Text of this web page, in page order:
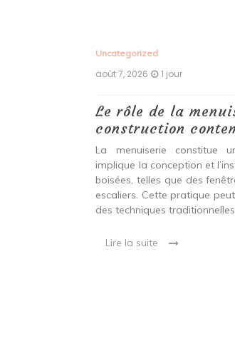
Uncategorized
août 7, 2026 1 jour
Le rôle de la
construction
La menuiserie constitue
implique la conception et
boisées, telles que des
escaliers. Cette pratique
des techniques
Lire la suite